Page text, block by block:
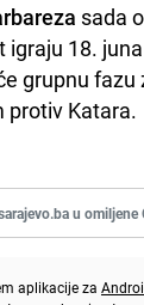
sada
igraju 18.
grupnu
protiv Katara.
u omiljene
aplikacije za